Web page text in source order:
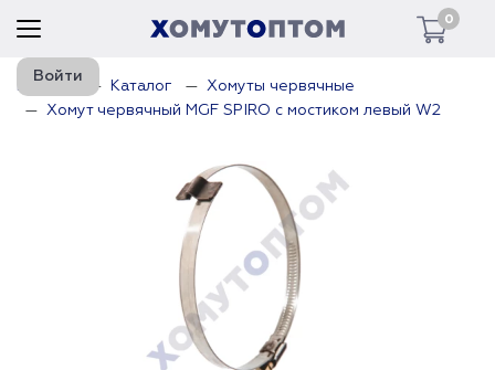
0
Войти
Главная Каталог
Хомуты червячные
Хомут червячный MGF SPIRO с мостиком левый W2